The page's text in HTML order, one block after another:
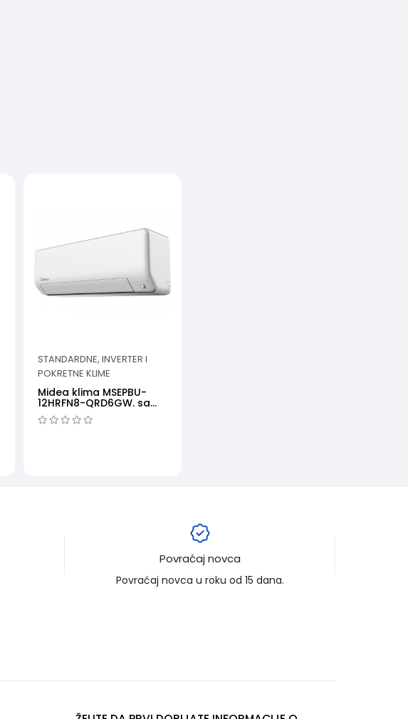
STANDARDNE, INVERTER I
POKRETNE KLIME
Midea klima MSEPBU-
12HRFN8-QRD6GW. sa
WIFI kontrolerom
Povraćaj novca
Povraćaj novca u roku od 15 dana.